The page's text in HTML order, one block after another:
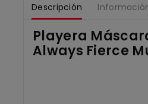
Descripción
Playera
Always Fierce